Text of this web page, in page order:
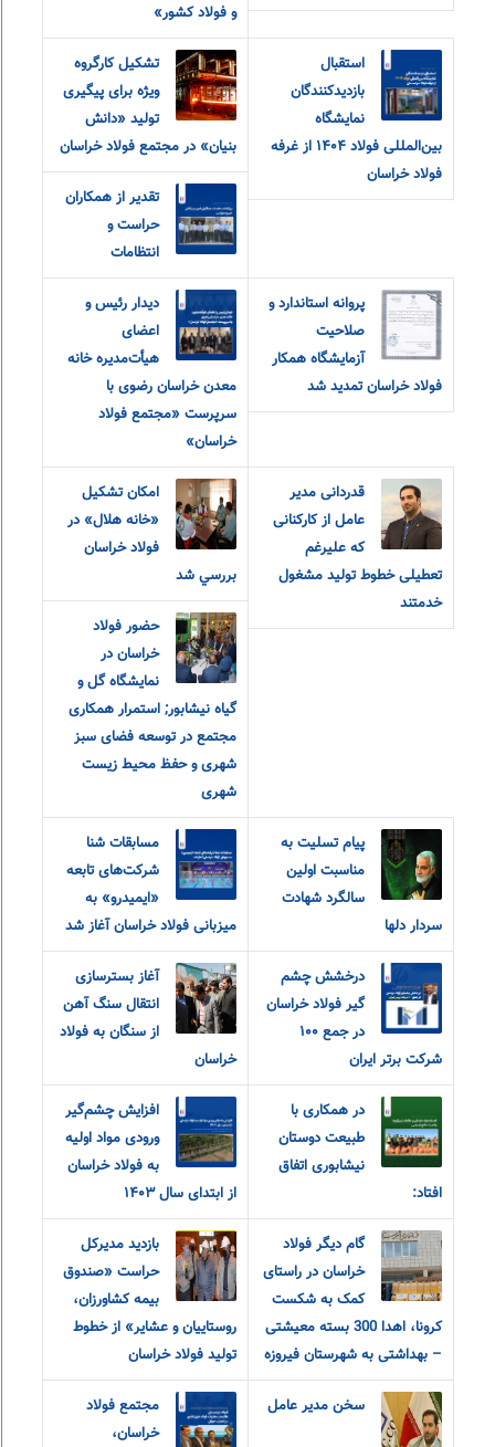
و فولاد کشور»
استقبال
بازدیدکنندگان
نمایشگاه
بین‌المللی فولاد ۱۴۰۴ از غرفه
فولاد خراسان
تشکیل کارگروه
ویژه برای پیگیری
تولید «دانش
بنیان» در مجتمع فولاد خراسان
تقدیر از همکاران
حراست و
انتظامات
پروانه استاندارد و
صلاحیت
آزمایشگاه همکار
فولاد خراسان تمدید شد
دیدار رئیس و
اعضای
هیأت‌مدیره خانه
معدن خراسان رضوی با
سرپرست «مجتمع فولاد
خراسان»
قدردانی مدیر
عامل از کارکنانی
که علیرغم
تعطیلی خطوط تولید مشغول
خدمتند
امکان تشکيل
«خانه هلال» در
فولاد خراسان
بررسي شد
حضور فولاد
خراسان در
نمایشگاه گل و
گیاه نیشابور; استمرار همکاری
مجتمع در توسعه فضای سبز
شهری و حفظ محیط زیست
شهری
پیام تسلیت به
مناسبت اولین
سالگرد شهادت
سردار دلها
مسابقات شنا
شرکت‌های تابعه
«ایمیدرو» به
میزبانی فولاد خراسان آغاز شد
درخشش چشم
گیر فولاد خراسان
در جمع ۱۰۰
شرکت برتر ایران
آغاز بسترسازی
انتقال سنگ آهن
از سنگان به فولاد
خراسان
در همکاری با
طبیعت دوستان
نیشابوری اتفاق
افتاد:
افزایش چشم‌گیر
ورودی مواد اولیه
به فولاد خراسان
از ابتدای سال ۱۴۰۳
گام دیگر فولاد
خراسان در راستای
کمک به شکست
کرونا، اهدا 300 بسته معیشتی
– بهداشتی به شهرستان فیروزه
بازدید مدیرکل
حراست «صندوق
بیمه کشاورزان،
روستاییان و عشایر» از خطوط
تولید فولاد خراسان
سخن مدیر عامل
مجتمع فولاد
خراسان،